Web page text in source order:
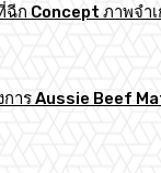
ก Concept ภาพจำเ
การ Aussie Beef